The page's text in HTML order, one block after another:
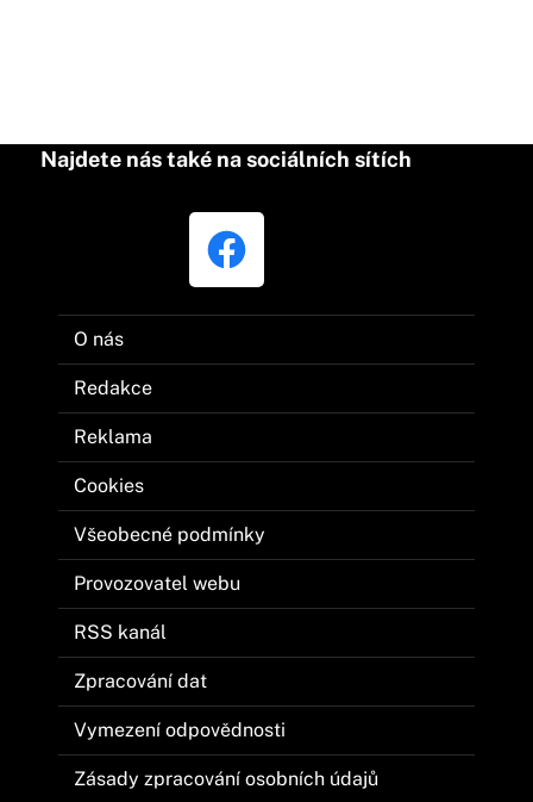
Najdete nás také na sociálních sítích
O nás
Redakce
Reklama
Cookies
Všeobecné podmínky
Provozovatel webu
RSS kanál
Zpracování dat
Vymezení odpovědnosti
Zásady zpracování osobních údajů